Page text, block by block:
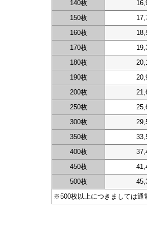
140枚
150枚
160枚
170枚
180枚
190枚
200枚
250枚
300枚
350枚
400枚
450枚
500枚
※500枚以上につきましては通